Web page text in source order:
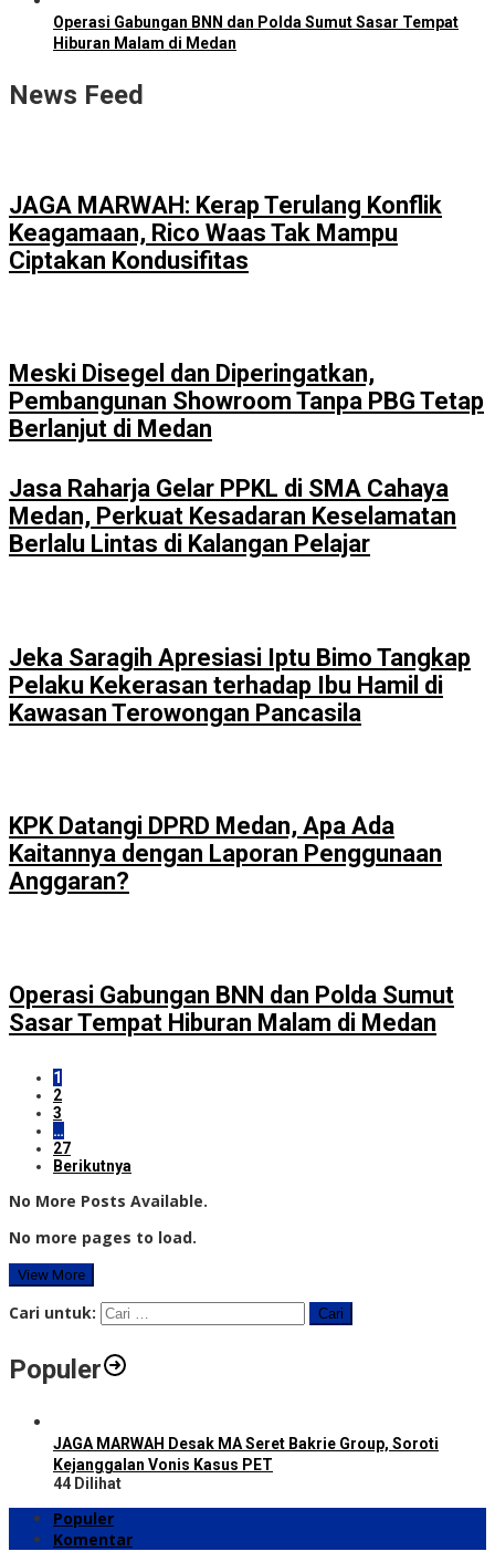
Operasi Gabungan BNN dan Polda Sumut Sasar Tempat
Hiburan Malam di Medan
News Feed
JAGA MARWAH: Kerap Terulang Konflik
Keagamaan, Rico Waas Tak Mampu
Ciptakan Kondusifitas
Meski Disegel dan Diperingatkan,
Pembangunan Showroom Tanpa PBG Tetap
Berlanjut di Medan
Jasa Raharja Gelar PPKL di SMA Cahaya
Medan, Perkuat Kesadaran Keselamatan
Berlalu Lintas di Kalangan Pelajar
Jeka Saragih Apresiasi Iptu Bimo Tangkap
Pelaku Kekerasan terhadap Ibu Hamil di
Kawasan Terowongan Pancasila
KPK Datangi DPRD Medan, Apa Ada
Kaitannya dengan Laporan Penggunaan
Anggaran?
Operasi Gabungan BNN dan Polda Sumut
Sasar Tempat Hiburan Malam di Medan
1
2
3
…
27
Berikutnya
No More Posts Available.
No more pages to load.
View More
Cari untuk:
Populer
JAGA MARWAH Desak MA Seret Bakrie Group, Soroti
Kejanggalan Vonis Kasus PET
44 Dilihat
Populer
Komentar